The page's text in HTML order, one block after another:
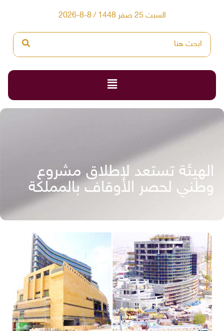
السبت 25 صفر 1448 / 8-8-2026
الهيئة تستعد لإطلاق مشروع
وطني لحصر الأوقاف بالمملكة